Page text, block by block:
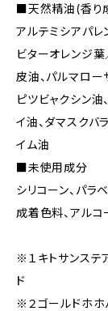
■天然精油(香り
アルテミシアパレ
ビターオレンジ
皮油、パルマロー
ピツビャクシン油
イ油、ダマスクバ
イム油
■未使用成分
シリコーン、パラ
成着色料、アルコ
※１キトサンステ
ド
※２ゴールドホ